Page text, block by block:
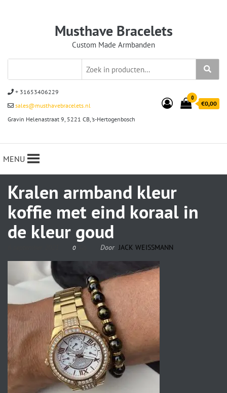
Musthave Bracelets
Custom Made Armbanden
+ 31653406229
sales@musthavebracelets.nl
Gravin Helenastraat 9, 5221 CB, ‘s-Hertogenbosch
0
€0,00
MENU
Kralen armband kleur
koffie met eind koraal in
de kleur goud
0 Door JACK WEISSMANN